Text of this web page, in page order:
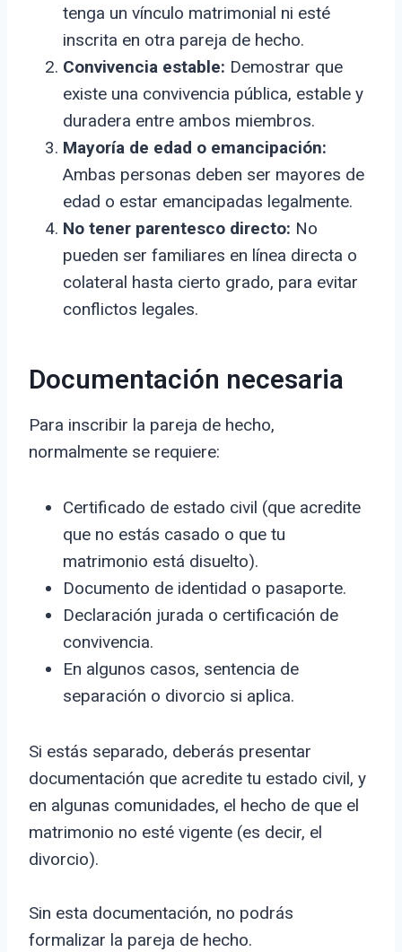
tenga un vínculo matrimonial ni esté
inscrita en otra pareja de hecho.
Convivencia estable: Demostrar que
existe una convivencia pública, estable y
duradera entre ambos miembros.
Mayoría de edad o emancipación:
Ambas personas deben ser mayores de
edad o estar emancipadas legalmente.
No tener parentesco directo: No
pueden ser familiares en línea directa o
colateral hasta cierto grado, para evitar
conflictos legales.
Documentación necesaria
Para inscribir la pareja de hecho,
normalmente se requiere:
Certificado de estado civil (que acredite
que no estás casado o que tu
matrimonio está disuelto).
Documento de identidad o pasaporte.
Declaración jurada o certificación de
convivencia.
En algunos casos, sentencia de
separación o divorcio si aplica.
Si estás separado, deberás presentar
documentación que acredite tu estado civil, y
en algunas comunidades, el hecho de que el
matrimonio no esté vigente (es decir, el
divorcio).
Sin esta documentación, no podrás
formalizar la pareja de hecho.